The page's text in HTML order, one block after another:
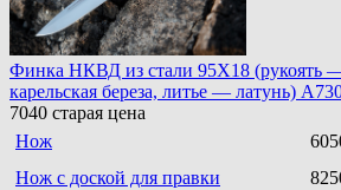
Финка НКВД из стали 95Х18 (рукоять
карельская береза, литье — латунь)
7040 старая цена
Нож
Нож с доской для правки